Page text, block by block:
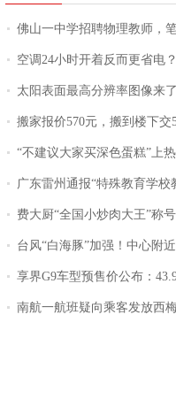
佛山一中学招聘物理教师，笔试前13名均遭淘汰？教育局：已叫
空调24小时开着反而更省电
太阳表面最高分辨率图像来了
搬家报价570元，搬到楼下交5060元才肯搬
“不建议大家买深色蛋糕”上热搜，
广东雷州通报“特殊教育学校教师招聘存在违规行为”：已
费大厨“全国小炒肉大王”称号，仅凭视频评出
台风“白海豚”加强！中心附近最大风力
享界G9车型预售价公布：
南航一航班疑向乘客发放西梅汁，致多名乘客在飞行途中排队上厕所！乘客：机上100多人只有2个厕所